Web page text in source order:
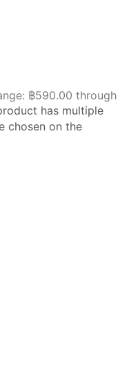
฿590.00 through
has multiple
chosen on the